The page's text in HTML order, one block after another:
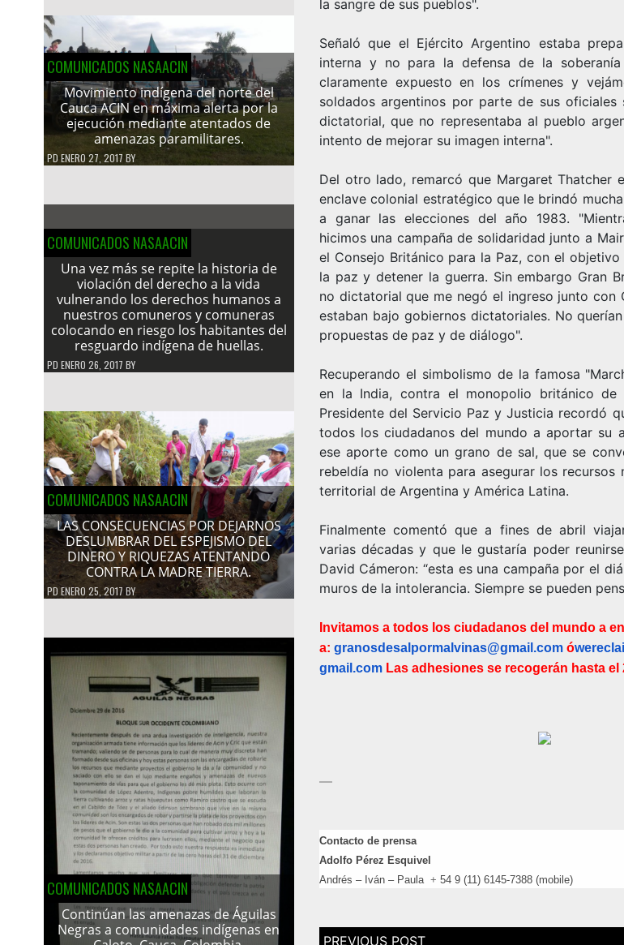
COMUNICADOS NASAACIN
Movimiento indígena del norte del
Cauca ACIN en máxima alerta por la
ejecución mediante atentados de
amenazas paramilitares.
PD ENERO 27, 2017 BY
COMUNICADOS NASAACIN
Una vez más se repite la historia de
violación del derecho a la vida
vulnerando los derechos humanos a
nuestros comuneros y comuneras
colocando en riesgo los habitantes del
resguardo indígena de huellas.
PD ENERO 26, 2017 BY
COMUNICADOS NASAACIN
LAS CONSECUENCIAS POR DEJARNOS
DESLUMBRAR DEL ESPEJISMO DEL
DINERO Y RIQUEZAS ATENTANDO
CONTRA LA MADRE TIERRA.
PDENERO 25, 2017 BY
COMUNICADOS NASAACIN
Continúan las amenazas de Águilas
Negras a comunidades indígenas en
la sangre de sus pueblos".
Señaló que el Ejército Argentino estaba
interna y no para la defensa de la soberanía
claramente expuesto en los crímenes y
soldados argentinos por parte de sus oficiales
dictatorial, que no representaba al pueblo
intento de mejorar su imagen interna".
Del otro lado, remarcó que Margaret Thatcher
enclave colonial estratégico que le brindó
a ganar las elecciones del año 1983.
hicimos una campaña de solidaridad junto a
el Consejo Británico para la Paz, con el
la paz y detener la guerra. Sin embargo Gran
no dictatorial que me negó el ingreso junto con
estaban bajo gobiernos dictatoriales. No
propuestas de paz y de diálogo".
Recuperando el simbolismo de la famosa
en la India, contra el monopolio británico de
Presidente del Servicio Paz y Justicia recordó
todos los ciudadanos del mundo a aportar su
ese aporte como un grano de sal, que se
rebeldía no violenta para asegurar los recursos
territorial de Argentina y América Latina.
Finalmente comentó que a fines de abril
varias décadas y que le gustaría poder
David Cámeron: “esta es una campaña por el
muros de la intolerancia. Siempre se pueden
Invitamos a todos los ciudadanos del mundo a
a: granosdesalpormalvinas@gmail.com ó
gmail.com Las adhesiones se recogerán hasta el
—
Contacto de prensa
Adolfo Pérez Esquivel
Andrés – Iván – Paula + 54 9 (11) 6145-7388 (mobile)
Navegación